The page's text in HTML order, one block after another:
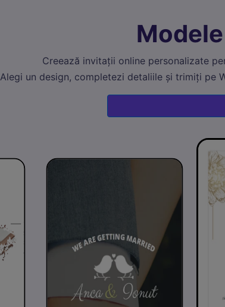
Creează invitații online personalizate
Alegi un design, completezi detaliile și trimiți pe